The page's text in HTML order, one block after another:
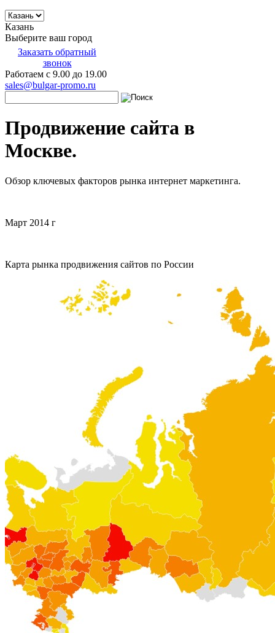
Казань
Выберите ваш город
Заказать обратный
звонок
Работаем с 9.00 до 19.00
sales@bulgar-promo.ru
Продвижение сайта в
Москве.
Обзор ключевых факторов рынка интернет маркетинга.
Март 2014 г
Карта рынка продвижения сайтов по России